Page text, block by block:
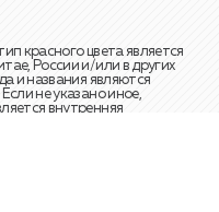
красного цвета является
России и/или в других
и названия являются
не указано иное,
внутренняя